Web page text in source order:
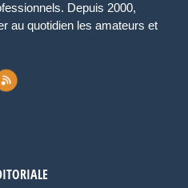
Depuis 2000,
au quotidien les amateurs et